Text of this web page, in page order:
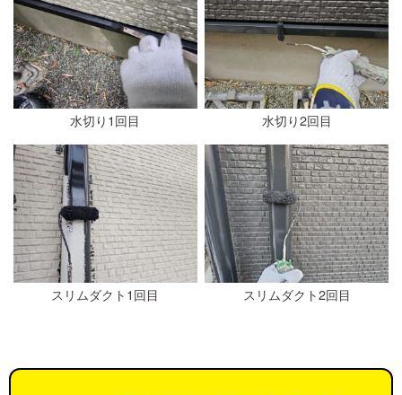
水切り1回目 水切り2回目
スリムダクト1回目 スリムダクト2回目